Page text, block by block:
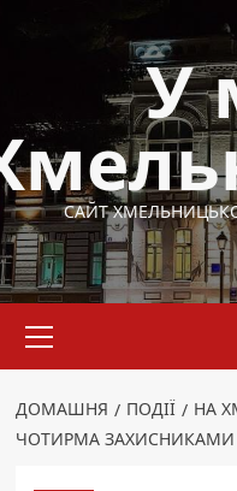
У
САЙТ
меню
ДОМАШНЯ ПОДІЇ
НА
ЧОТИРМА ЗАХИСНИКАМИ